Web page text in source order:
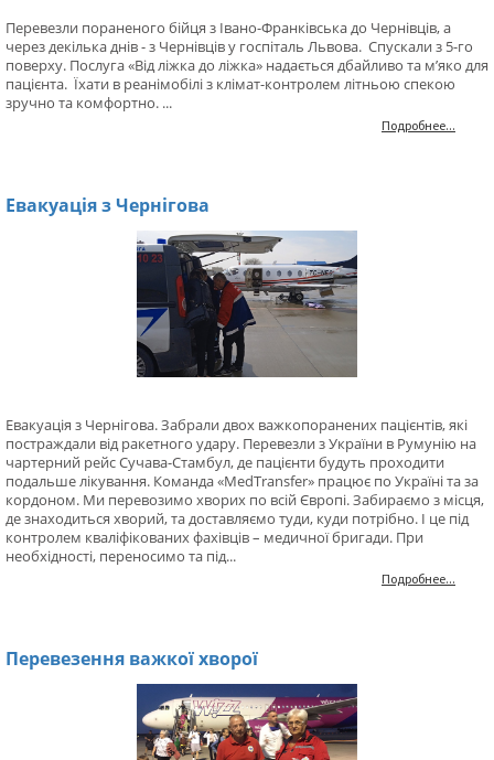
Перевезли пораненого бійця з Івано-Франківська до Чернівців, а
через декілька днів - з Чернівців у госпіталь Львова. Спускали з 5-го
поверху. Послуга «Від ліжка до ліжка» надається дбайливо та м’яко для
пацієнта. Їхати в реанімобілі з клімат-контролем літньою спекою
зручно та комфортно. ...
Подробнее...
Евакуація з Чернігова
Евакуація з Чернігова. Забрали двох важкопоранених пацієнтів, які
постраждали від ракетного удару. Перевезли з України в Румунію на
чартерний рейс Сучава-Стамбул, де пацієнти будуть проходити
подальше лікування. Команда «MedTransfer» працює по Україні та за
кордоном. Ми перевозимо хворих по всій Європі. Забираємо з місця,
де знаходиться хворий, та доставляємо туди, куди потрібно. І це під
контролем кваліфікованих фахівців – медичної бригади. При
необхідності, переносимо та під...
Подробнее...
Перевезення важкої хворої